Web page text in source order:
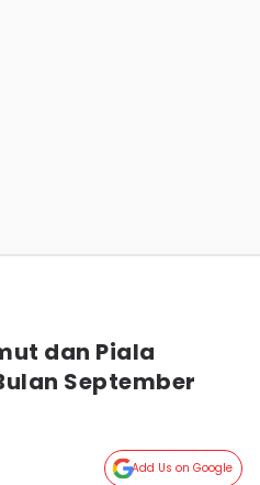
dan Piala
September
Add Us on Google